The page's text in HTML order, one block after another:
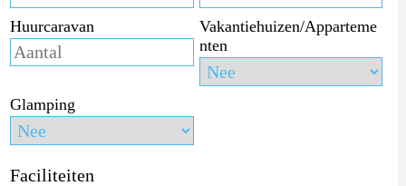
Huurcaravan
Vakantiehuizen/Apparteme
nten
Glamping
Faciliteiten